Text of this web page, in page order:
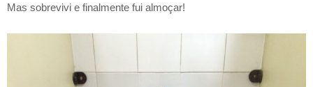
Mas sobrevivi e finalmente fui almoçar!